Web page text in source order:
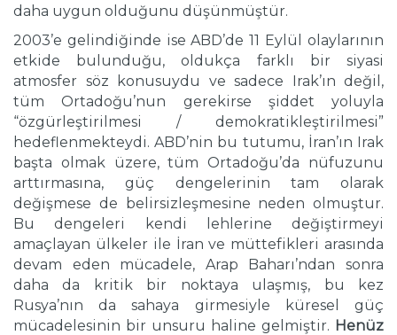
daha uygun olduğunu düşünmüştür.
2003’e gelindiğinde ise ABD’de 11 Eylül olaylarının
etkide bulunduğu, oldukça farklı bir siyasi
atmosfer söz konusuydu ve sadece Irak’ın değil,
tüm Ortadoğu’nun gerekirse şiddet yoluyla
“özgürleştirilmesi / demokratikleştirilmesi”
hedeflenmekteydi. ABD’nin bu tutumu, İran’ın Irak
başta olmak üzere, tüm Ortadoğu’da nüfuzunu
arttırmasına, güç dengelerinin tam olarak
değişmese de belirsizleşmesine neden olmuştur.
Bu dengeleri kendi lehlerine değiştirmeyi
amaçlayan ülkeler ile İran ve müttefikleri arasında
devam eden mücadele, Arap Baharı’ndan sonra
daha da kritik bir noktaya ulaşmış, bu kez
Rusya’nın da sahaya girmesiyle küresel güç
mücadelesinin bir unsuru haline gelmiştir. Henüz